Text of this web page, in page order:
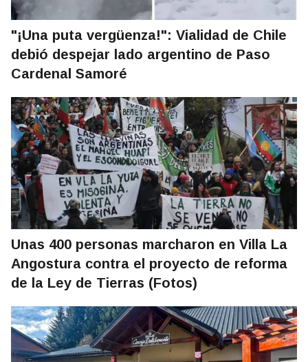
"¡Una puta vergüenza!": Vialidad de Chile
debió despejar lado argentino de Paso
Cardenal Samoré
Unas 400 personas marcharon en Villa La
Angostura contra el proyecto de reforma
de la Ley de Tierras (Fotos)